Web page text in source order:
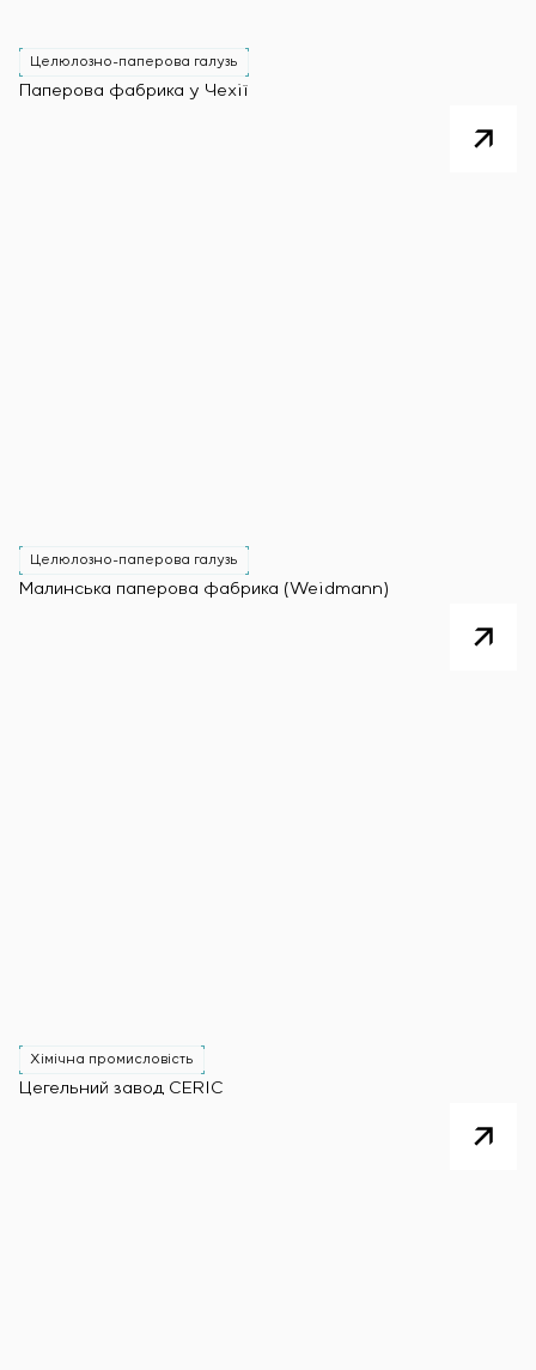
Целюлозно-паперова галузь
Паперова фабрика у Чехії
Целюлозно-паперова галузь
Малинська паперова фабрика (Weidmann)
Хімічна промисловість
Цегельний завод CERIC